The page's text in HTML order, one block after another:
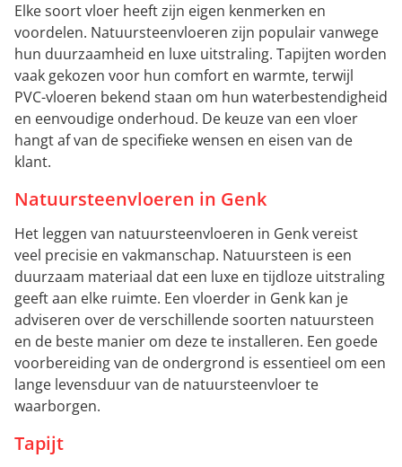
Elke soort vloer heeft zijn eigen kenmerken en
voordelen. Natuursteenvloeren zijn populair vanwege
hun duurzaamheid en luxe uitstraling. Tapijten worden
vaak gekozen voor hun comfort en warmte, terwijl
PVC-vloeren bekend staan om hun waterbestendigheid
en eenvoudige onderhoud. De keuze van een vloer
hangt af van de specifieke wensen en eisen van de
klant.
Natuursteenvloeren in Genk
Het leggen van natuursteenvloeren in Genk vereist
veel precisie en vakmanschap. Natuursteen is een
duurzaam materiaal dat een luxe en tijdloze uitstraling
geeft aan elke ruimte. Een vloerder in Genk kan je
adviseren over de verschillende soorten natuursteen
en de beste manier om deze te installeren. Een goede
voorbereiding van de ondergrond is essentieel om een
lange levensduur van de natuursteenvloer te
waarborgen.
Tapijt